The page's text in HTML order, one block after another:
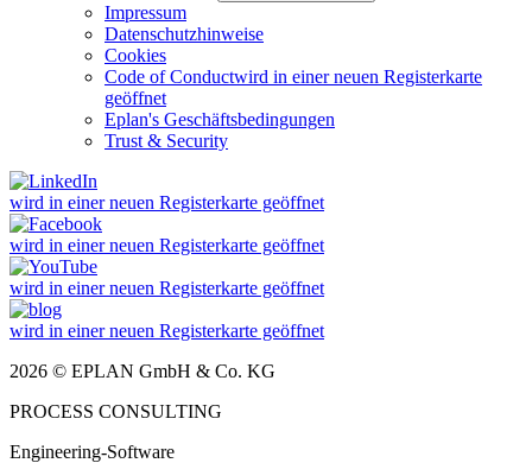
Impressum
Datenschutzhinweise
Cookies
Code of Conductwird in einer neuen Registerkarte
geöffnet
Eplan's Geschäftsbedingungen
Trust & Security
wird in einer neuen Registerkarte geöffnet
wird in einer neuen Registerkarte geöffnet
wird in einer neuen Registerkarte geöffnet
wird in einer neuen Registerkarte geöffnet
2026 © EPLAN GmbH & Co. KG
PROCESS CONSULTING
Engineering-Software